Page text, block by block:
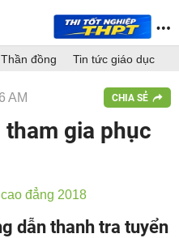
Thần đồng Tin tức giáo dục
AM CHIA SẺ
gia phục
đẳng 2018
dẫn thanh tra tuyển